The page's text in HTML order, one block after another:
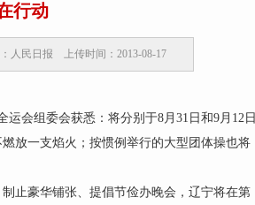
行动
人民日报 上传时间：2013-08-17
组委会获悉：将分别于8月31日和9月12日
放一支焰火；按惯例举行的大型团体操也将
豪华铺张、提倡节俭办晚会，辽宁将在第